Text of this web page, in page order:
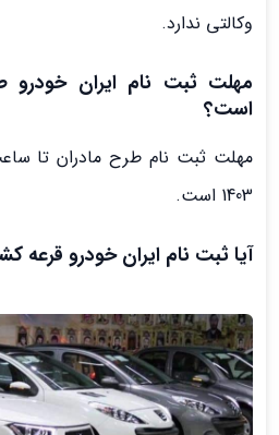
وکالتی ندارد.
مهلت ثبت نام ایران خودرو
است؟
1403 است.
آیا ثبت نام ایران خودرو